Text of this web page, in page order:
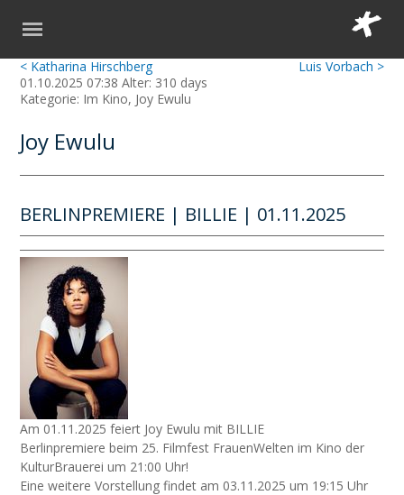
Luis Vorbach >
< Katharina Hirschberg
01.10.2025 07:38 Alter: 310 days
Kategorie: Im Kino, Joy Ewulu
Joy Ewulu
BERLINPREMIERE | BILLIE | 01.11.2025
Am 01.11.2025 feiert Joy Ewulu mit BILLIE
Berlinpremiere beim 25. Filmfest FrauenWelten im Kino der
KulturBrauerei um 21:00 Uhr!
Eine weitere Vorstellung findet am 03.11.2025 um 19:15 Uhr